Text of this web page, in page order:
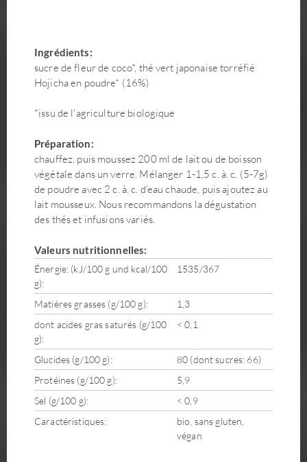
Ingrédients:
sucre de fleur de coco*, thé vert japonaise torréfié
Hojicha en poudre* (16%)
*issu de l'agriculture biologique
Préparation:
chauffez, puis moussez 200 ml de lait ou de boisson
végétale dans un verre. Mélanger 1-1,5 c. à. c. (5-7g)
de poudre avec 2 c. à. c. d'eau chaude, puis ajoutez au
lait mousseux. Nous recommandons la dégustation
des thés et infusions variés.
Valeurs nutritionnelles:
Énergie: (kJ/100 g und kcal/100
g):
1535/367
Matières grasses (g/100 g):
1,3
dont acides gras saturés (g/100
g):
< 0,1
Glucides (g/100 g):
80 (dont sucres: 66)
Protéines (g/100 g):
5,9
Sel (g/100 g):
< 0,9
Caractéristiques:
bio, sans gluten,
végan